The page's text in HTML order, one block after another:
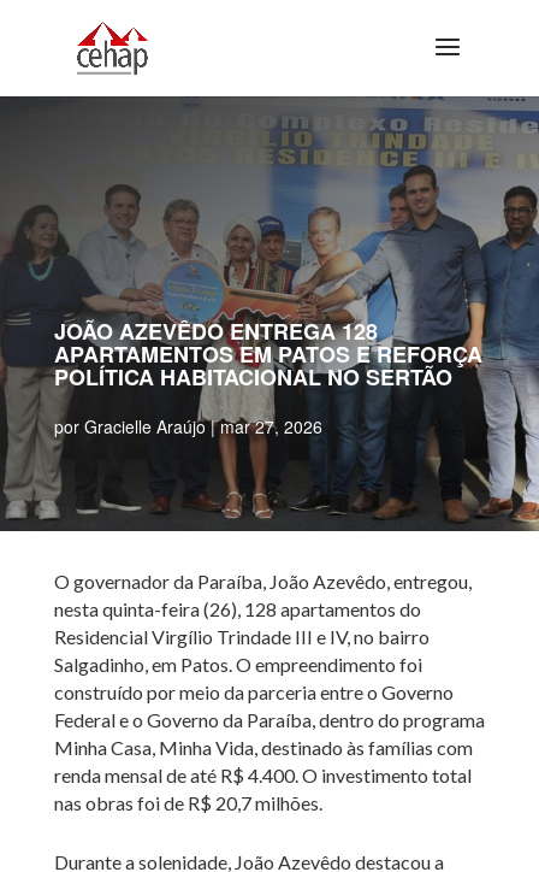
JOÃO AZEVÊDO ENTREGA 128
APARTAMENTOS EM PATOS E REFORÇA
POLÍTICA HABITACIONAL NO SERTÃO
por Gracielle Araújo mar 27, 2026
O governador da Paraíba, João Azevêdo, entregou,
nesta quinta-feira (26), 128 apartamentos do
Residencial Virgílio Trindade III e IV, no bairro
Salgadinho, em Patos. O empreendimento foi
construído por meio da parceria entre o Governo
Federal e o Governo da Paraíba, dentro do programa
Minha Casa, Minha Vida, destinado às famílias com
renda mensal de até R$ 4.400. O investimento total
nas obras foi de R$ 20,7 milhões.
Durante a solenidade, João Azevêdo destacou a